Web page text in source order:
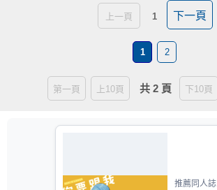
上一頁 1 下一頁
1 2
第一頁 上10頁 共 2 頁 下10頁
推薦同人誌